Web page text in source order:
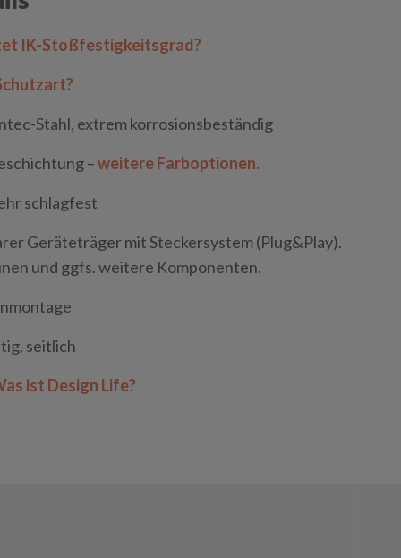
IK-Stoßfestigkeitsgrad?
Stahl, extrem korrosionsbeständig
–weitere Farboptionen.
schlagfest
Geräteträger mit Steckersystem (Plug&Play).
und ggfs. weitere Komponenten.
seitlich
ist Design Life?